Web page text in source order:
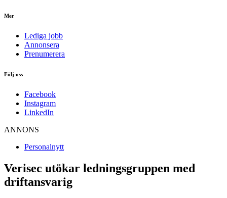
Mer
Lediga jobb
Annonsera
Prenumerera
Följ oss
Facebook
Instagram
LinkedIn
ANNONS
Personalnytt
Verisec utökar ledningsgruppen med
driftansvarig